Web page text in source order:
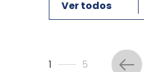
Ver todos
1 5